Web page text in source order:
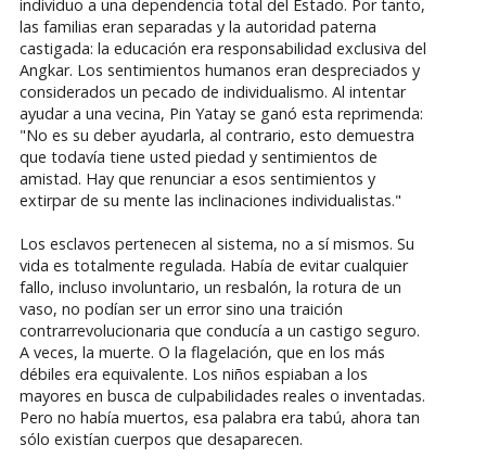
individuo a una dependencia total del Estado. Por tanto,
las familias eran separadas y la autoridad paterna
castigada: la educación era responsabilidad exclusiva del
Angkar. Los sentimientos humanos eran despreciados y
considerados un pecado de individualismo. Al intentar
ayudar a una vecina, Pin Yatay se ganó esta reprimenda:
"No es su deber ayudarla, al contrario, esto demuestra
que todavía tiene usted piedad y sentimientos de
amistad. Hay que renunciar a esos sentimientos y
extirpar de su mente las inclinaciones individualistas."
Los esclavos pertenecen al sistema, no a sí mismos. Su
vida es totalmente regulada. Había de evitar cualquier
fallo, incluso involuntario, un resbalón, la rotura de un
vaso, no podían ser un error sino una traición
contrarrevolucionaria que conducía a un castigo seguro.
A veces, la muerte. O la flagelación, que en los más
débiles era equivalente. Los niños espiaban a los
mayores en busca de culpabilidades reales o inventadas.
Pero no había muertos, esa palabra era tabú, ahora tan
sólo existían cuerpos que desaparecen.